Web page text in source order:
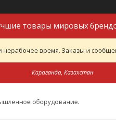
товары мировых
нерабочее время. Заказы и
Караганда, Казахстан
оборудование.